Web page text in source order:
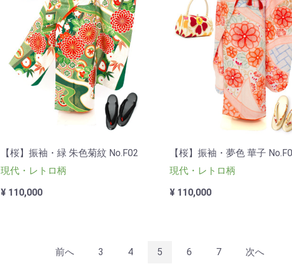
【桜】振袖・緑 朱色菊紋 No.F02
現代・レトロ柄
¥ 110,000
【桜】振袖・夢色 華子
現代・レトロ柄
¥ 110,000
前へ 3 4 5 6 7 次へ